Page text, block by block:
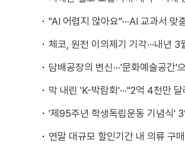
"AI 어렵지 않아요"···AI 교과서 맞
체코, 원전 이의제기 기각···내년
담배공장의 변신···'문화예술공간'
막 내린 'K-박람회'···"2억 4천만
'제95주년 학생독립운동 기념식'
연말 대규모 할인기간 내 의류 구